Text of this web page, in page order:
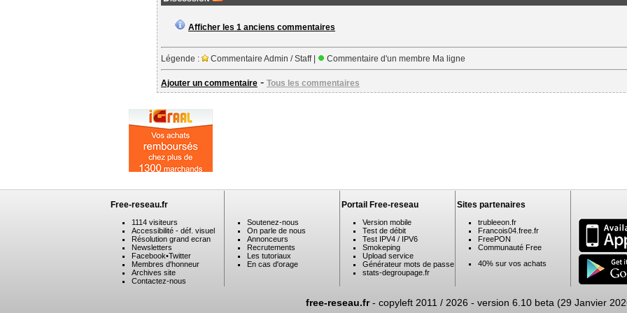
Afficher les 1 anciens commentaires
Légende : Commentaire Admin / Staff | Commentaire d'un membre Ma ligne
Ajouter un commentaire - Tous les commentaires
Free-reseau.fr
1114 visiteurs
Accessibilité - déf. visuel
Résolution grand ecran
Newsletters
Facebook•Twitter
Membres d'honneur
Archives site
Contactez-nous
Soutenez-nous
On parle de nous
Annonceurs
Recrutements
Les tutoriaux
En cas d'orage
Portail Free-reseau
Version mobile
Test de débit
Test IPV4 / IPV6
Smokeping
Upload service
Générateur mots de passe
stats-degroupage.fr
Sites partenaires
trubleeon.fr
Francois04.free.fr
FreePON
Communauté Free
40% sur vos achats
free-reseau.fr- copyleft 2011 / 2026 - version 6.10 beta (29 Janvier